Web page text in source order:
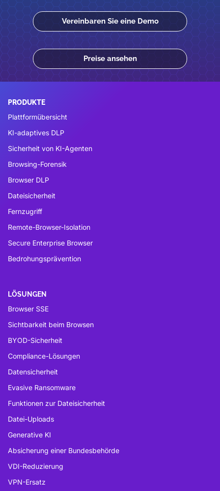
Vereinbaren Sie eine Demo
Preise ansehen
PRODUKTE
Plattformübersicht
KI-adaptives DLP
Sicherheit von KI-Agenten
Browsing-Forensik
Browser DLP
Dateisicherheit
Fernzugriff
Remote-Browser-Isolation
Secure Enterprise Browser
Bedrohungsprävention
LÖSUNGEN
Browser SSE
Sichtbarkeit beim Browsen
BYOD-Sicherheit
Compliance-Lösungen
Datensicherheit
Evasive Ransomware
Funktionen zur Dateisicherheit
Datei-Uploads
Generative KI
Absicherung einer Bundesbehörde
VDI-Reduzierung
VPN-Ersatz